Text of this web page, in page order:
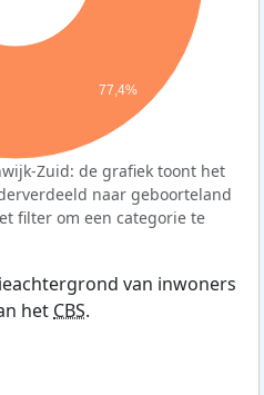
77,4%
Zuid: de grafiek toont het
naar geboorteland
filter om een categorie te
van inwoners
hetCBS.